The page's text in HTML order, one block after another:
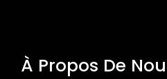
À Propos De